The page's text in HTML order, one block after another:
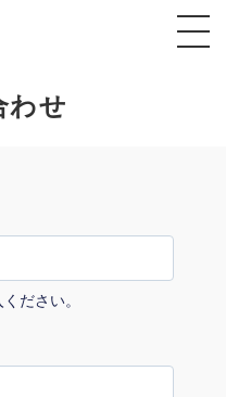
マキトルく
と社長』
わせ
ださい。